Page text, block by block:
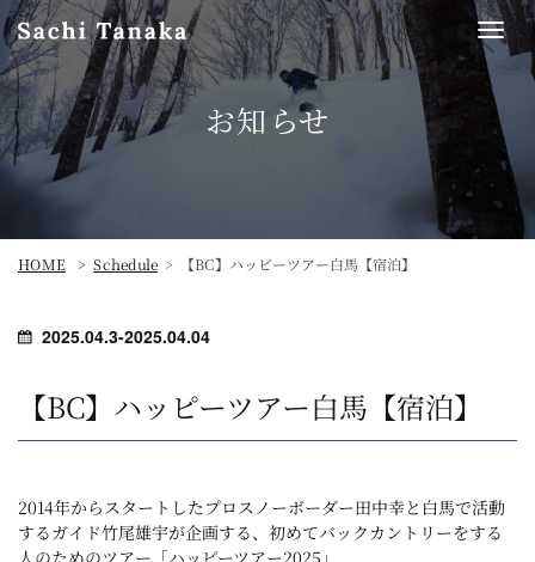
お知らせ
HOME Schedule 【BC】ハッピーツアー白馬【宿泊】
2025.04.3-2025.04.04
【BC】ハッピーツアー白馬【宿泊】
2014年からスタートしたプロスノーボーダー田中幸と白馬で活動
するガイド竹尾雄宇が企画する、初めてバックカントリーをする
人のためのツアー「ハッピーツアー2025」